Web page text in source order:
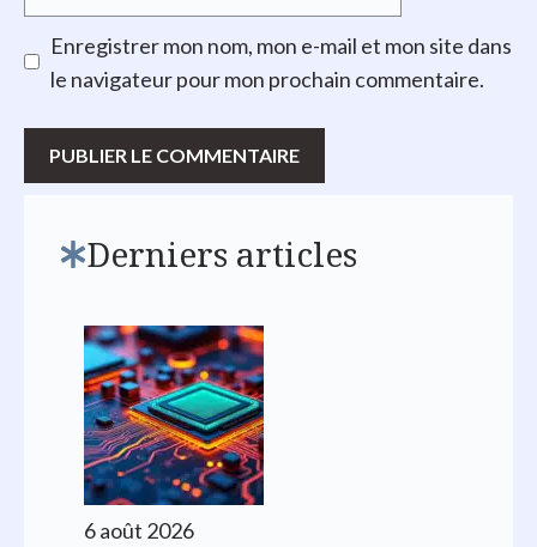
Enregistrer mon nom, mon e-mail et mon site dans
le navigateur pour mon prochain commentaire.
Derniers articles
6 août 2026